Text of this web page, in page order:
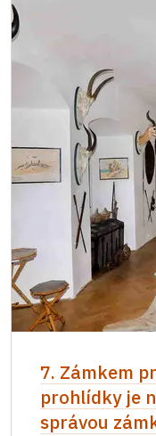
7. Zámkem
prohlídky je
správou